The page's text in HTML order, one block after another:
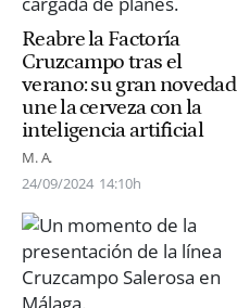
Reabre la Factoría
Cruzcampo tras el
verano: su gran novedad
une la cerveza con la
inteligencia artificial
M. A.
24/09/2024 14:10h